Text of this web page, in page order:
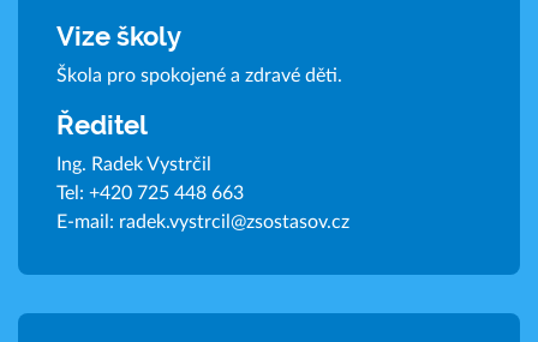
Vize školy
Škola pro spokojené a zdravé děti.
Ředitel
Ing. Radek Vystrčil
Tel: +420 725 448 663
E-mail: radek.vystrcil@zsostasov.cz